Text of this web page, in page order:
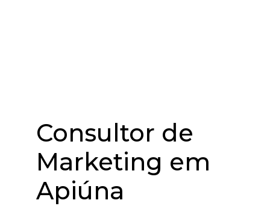
Consultor de
Marketing em
Apiúna